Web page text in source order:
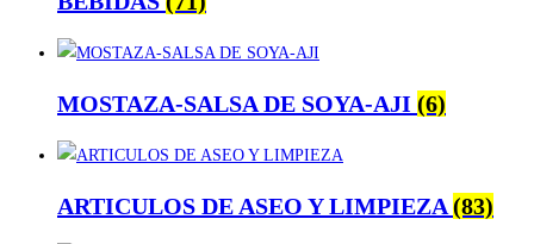
MOSTAZA-SALSA DE SOYA-AJI (6)
ARTICULOS DE ASEO Y LIMPIEZA(83)